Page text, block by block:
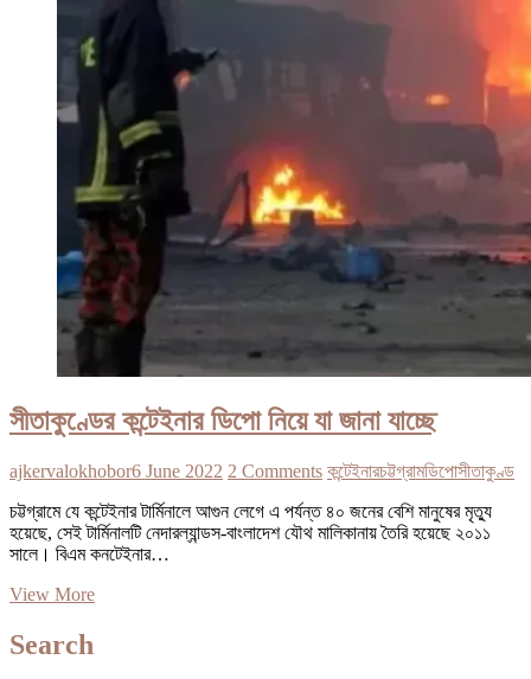
সীতাকুণ্ডের কন্টেইনার ডিপো নিয়ে যা জানা যাচ্ছে
ajkervalokhobor6 June 2022 2 Comments কন্টেইনারচট্টগ্রামডিপোসীতাকুণ্ড
চট্টগ্রামে যে কন্টেইনার টার্মিনালে আগুন লেগে এ পর্যন্ত ৪০ জনের বেশি মানুষের মৃত্যু
হয়েছে, সেই টার্মিনালটি নেদারল্যান্ডস-বাংলাদেশ যৌথ মালিকানায় তৈরি হয়েছে ২০১১
সালে। বিএম কনটেইনার…
View Moreসীতাকুণ্ডের
Search